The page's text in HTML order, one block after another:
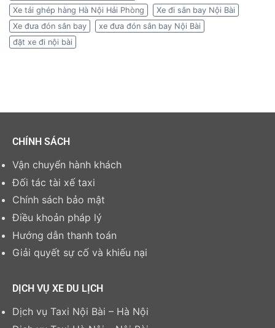
Xe tải ghép hàng Hà Nội Hải Phòng
Xe đi sân bay Nội Bài
Xe đưa đón sân bay
xe đưa đón sân bay Nội Bài
đặt xe đi nội bài
CHÍNH SÁCH
Vận chuyển hành khách
Đối tác tài xế taxi
Chính sách bảo mật
Điều khoản pháp lý
Hướng dẫn thanh toán
Giải quyết sự cố và khiếu nại
DỊCH VỤ XE DU LỊCH
Dịch vụ Taxi Nội Bài – Hà Nội